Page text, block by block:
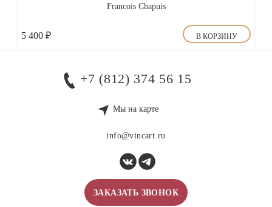
Francois Chapuis
5 400 ₽ В КОРЗИНУ
+7 (812) 374 56 15
Мы на карте
info@vincart.ru
ЗАКАЗАТЬ ЗВОНОК